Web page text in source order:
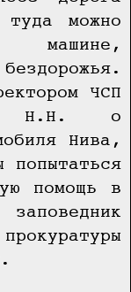
туда можно
ЧСП
Н.Н. о
Нива,
попытаться
помощь в